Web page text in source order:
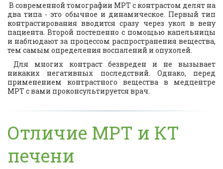
В современной томографии МРТ с контрастом делят на
два типа - это обычное и динамическое. Первый тип
контрастирования вводится сразу через укол в вену
пациента. Второй постепенно с помощью капельницы
и наблюдают за процессом распространения вещества,
тем самым определения воспалений и опухолей.
Для многих контраст безвреден и не вызывает
никаких негативных последствий. Однако, перед
применением контрастного вещества в медцентре
МРТ с вами проконсультируется врач.
Отличие МРТ и КТ
печени